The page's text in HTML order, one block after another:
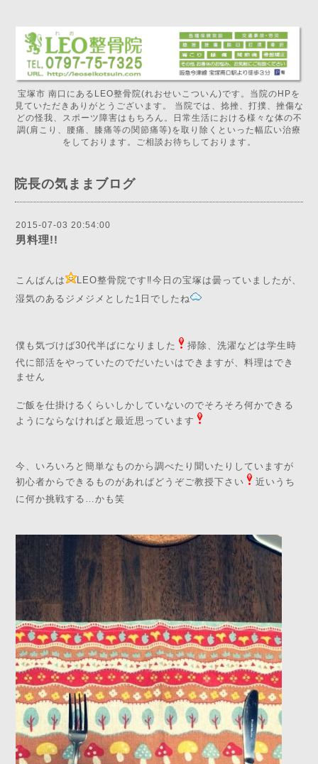
宝塚市 南口にあるLEO整骨院(れおせいこついん)です。当院のHPを
見ていただきありがとうございます。 当院では、捻挫、打撲、挫傷な
どの怪我、スポーツ障害はもちろん。日常生活における様々な体の不
調(肩こり、腰痛、膝痛等の関節痛等)を取り除くといった幅広い治療
をしております。ご相談お待ちしております。
院長の気ままブログ
2015-07-03 20:54:00
男料理!!
こんばんは
LEO整骨院です‼︎今日の宝塚は曇っていましたが、
湿気のあるジメジメとした1日でしたね
僕も気づけば30代半ばになりました
掃除、洗濯などは学生時
代に部活をやっていたのでだいたいはできますが、料理はでき
ません
ご飯を仕掛けるくらいしかしていないのでそろそろ何かできる
ようにならなければと最近思っています
今、いろいろと簡単なものから調べたり聞いたりしていますが
初心者からできるものがあればどうぞご教授下さい
近いうち
に何か挑戦する…かも笑